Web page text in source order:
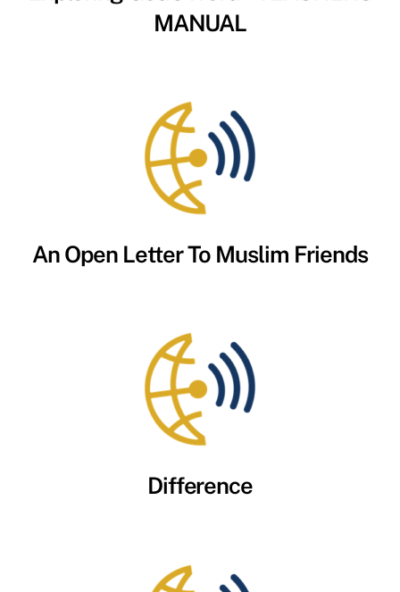
MANUAL
An Open Letter To Muslim Friends
Difference